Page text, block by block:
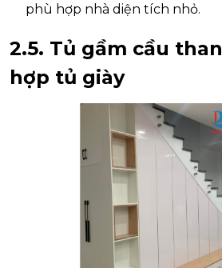
phù hợp nhà diện tích nhỏ.
2.5. Tủ gầm cầu
hợp tủ giày